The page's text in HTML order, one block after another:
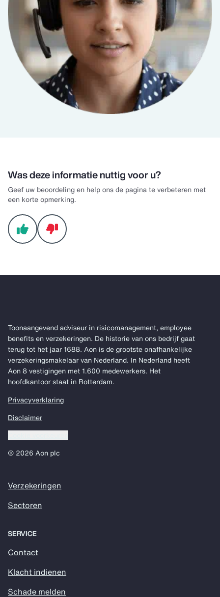
Was deze informatie nuttig voor u?
Geef uw beoordeling en help ons de pagina te verbeteren met
een korte opmerking.
Toonaangevend adviseur in risicomanagement, employee
benefits en verzekeringen. De historie van ons bedrijf gaat
terug tot het jaar 1688. Aon is de grootste onafhankelijke
verzekeringsmakelaar van Nederland. In Nederland heeft
Aon 8 vestigingen met 1.600 medewerkers. Het
hoofdkantoor staat in Rotterdam.
Privacyverklaring
Disclaimer
© 2026 Aon plc
Verzekeringen
Sectoren
SERVICE
Contact
Klacht indienen
Schade melden